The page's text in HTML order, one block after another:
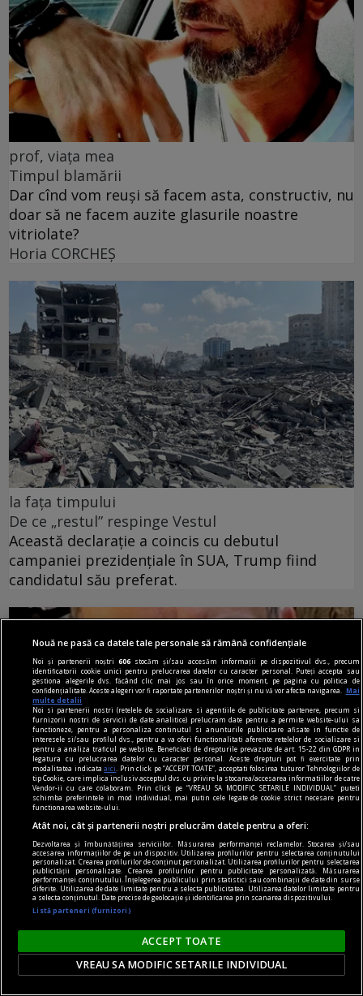
prof, viața mea
Timpul blamării
Dar cînd vom reuși să facem asta, constructiv, nu
doar să ne facem auzite glasurile noastre
vitriolate?
Horia CORCHEŞ
la fața timpului
De ce „restul” respinge Vestul
Această declarație a coincis cu debutul
campaniei prezidențiale în SUA, Trump fiind
candidatul său preferat.
un sport la răsărit
Dacă asculți toate părțile implicate în cazul
Simonei Halep, inclusiv pe ea însăși, constați că
toți ar avea dreptate. Cum vine asta?
Care fac un pact cu tine. Și nu mai acceptă nici
măcar o privire înapoi.
Nouă ne pasă ca datele tale personale să rămână confidențiale
Noi și partenerii noștri606 stocăm și/sau accesăm informații pe dispozitivul dvs., precum
identificatorii cookie unici pentru prelucrarea datelor cu caracter personal. Puteți accepta sau
gestiona alegerile dvs. făcând clic mai jos sau în orice moment, pe pagina cu politica de
confidențialitate. Aceste alegeri vor fi raportate partenerilor noștri și nu vă vor afecta navigarea.
Mai
multe detalii
Noi si partenerii nostri (retelele de socializare si agentiile de publicitate partenere, precum si
furnizorii nostri de servicii de date analitice) prelucram date pentru a permite website-ului sa
functioneze, pentru a personaliza continutul si anunturile publicitare afisate in functie de
interesele si/sau profilul dvs., pentru a va oferi functionalitati aferente retelelor de socializare si
pentru a analiza traficul pe website. Beneficiati de drepturile prevazute de art. 15-22 din GDPR in
legatura cu prelucrarea datelor cu caracter personal. Aceste drepturi pot fi exercitate prin
modalitatea indicataaici
. Prin click pe “ACCEPT TOATE”, acceptati folosirea tuturor Tehnologiilor de
tip Cookie, care implica inclusiv acceptul dvs. cu privire la stocarea/accesarea informatiilor de catre
Vendor-ii cu care colaboram. Prin click pe “VREAU SA MODIFIC SETARILE INDIVIDUAL” puteti
schimba preferintele in mod individual, mai putin cele legate de cookie strict necesare pentru
functionarea website-ului.
Atât noi, cât și partenerii noștri prelucrăm datele pentru a oferi:
Dezvoltarea și îmbunătățirea serviciilor. Măsurarea performanței reclamelor. Stocarea și/sau
accesarea informațiilor de pe un dispozitiv. Utilizarea profilurilor pentru selectarea conținutului
personalizat. Crearea profilurilor de conținut personalizat. Utilizarea profilurilor pentru selectarea
publicității personalizate. Crearea profilurilor pentru publicitate personalizată. Măsurarea
performanței conținutului. Înțelegerea publicului prin statistici sau combinații de date din surse
diferite. Utilizarea de date limitate pentru a selecta publicitatea. Utilizarea datelor limitate pentru
a selecta conținutul. Date precise de geolocație și identificarea prin scanarea dispozitivului.
Listă parteneri (furnizori)
ACCEPT TOATE
VREAU SA MODIFIC SETARILE INDIVIDUAL